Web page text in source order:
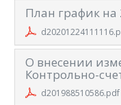
План график на
О внесении
Контрольно-
d201988510586.pdf